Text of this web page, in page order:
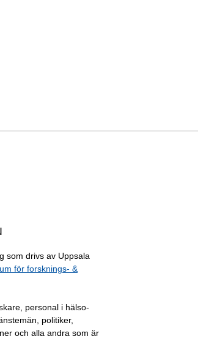
som drivs av Uppsala
för forsknings- &
personal i hälso-
politiker,
och alla andra som är